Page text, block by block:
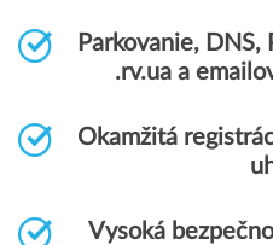
Parkovanie,
.rv.ua a
Okamžitá
Vysoká